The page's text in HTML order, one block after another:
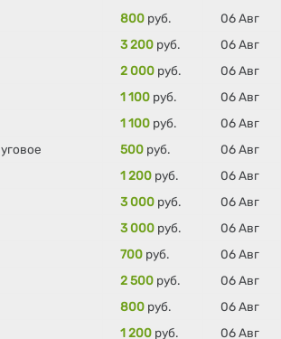
800 руб.
06 Авг
3 200 руб.
06 Авг
2 000 руб.
06 Авг
1 100 руб.
06 Авг
1 100 руб.
06 Авг
500 руб.
06 Авг
1 200 руб.
06 Авг
3 000 руб.
06 Авг
3 000 руб.
06 Авг
700 руб.
06 Авг
2 500 руб.
06 Авг
800 руб.
06 Авг
1 200 руб.
06 Авг